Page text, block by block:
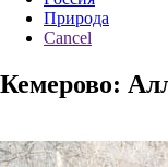
Природа
Cancel
Кемерово: